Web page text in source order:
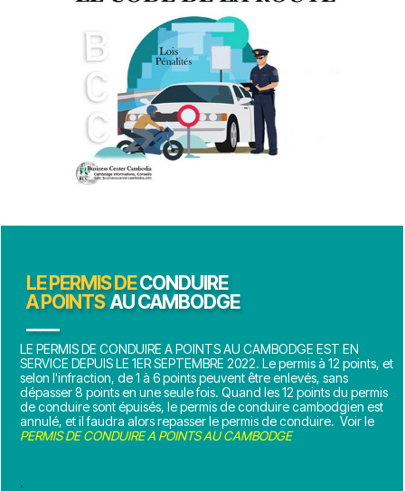
LE PERMIS DECONDUIRE
A POINTSAU CAMBODGE
LE PERMIS DE CONDUIRE A POINTS AU CAMBODGE EST EN
SERVICE DEPUIS LE 1ER SEPTEMBRE 2022. Le permis à 12 points, et
selon l'infraction, de 1 à 6 points peuvent être enlevés, sans
dépasser 8 points en une seule fois. Quand les 12 points du permis
de conduire sont épuisés, le permis de conduire cambodgien est
annulé, et il faudra alors repasser le permis de conduire. Voir le
PERMIS DE CONDUIRE A POINTS AU CAMBODGE
.